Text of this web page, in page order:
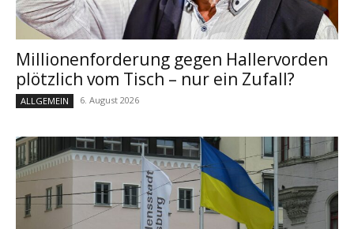
Millionenforderung gegen Hallervorden
plötzlich vom Tisch – nur ein Zufall?
ALLGEMEIN 6. August 2026